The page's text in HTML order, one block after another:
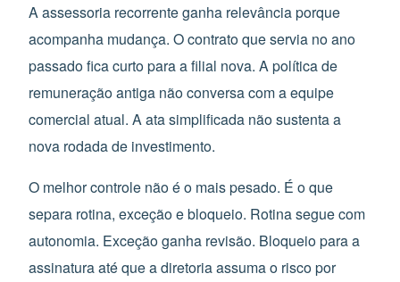
A assessoria recorrente ganha relevância porque
acompanha mudança. O contrato que servia no ano
passado fica curto para a filial nova. A política de
remuneração antiga não conversa com a equipe
comercial atual. A ata simplificada não sustenta a
nova rodada de investimento.
O melhor controle não é o mais pesado. É o que
separa rotina, exceção e bloqueio. Rotina segue com
autonomia. Exceção ganha revisão. Bloqueio para a
assinatura até que a diretoria assuma o risco por